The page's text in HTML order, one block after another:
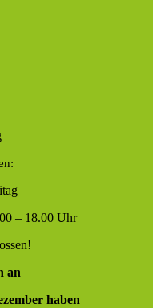
– 18.00 Uhr
an
haben